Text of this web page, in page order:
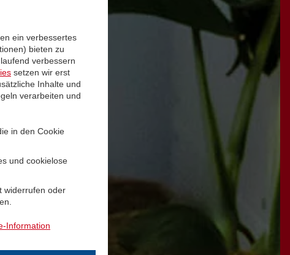
ein verbessertes
bieten zu
verbessern
setzen wir erst
Inhalte und
verarbeiten und
in den Cookie
und cookielose
widerrufen oder
Information